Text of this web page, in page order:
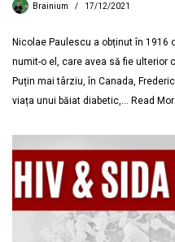
Brainium 17/12/2021
Nicolae Paulescu a obținut în 1916
numit-o el, care avea să fie ulterior
Puțin mai târziu, în Canada,
viața unui băiat diabetic,… Read